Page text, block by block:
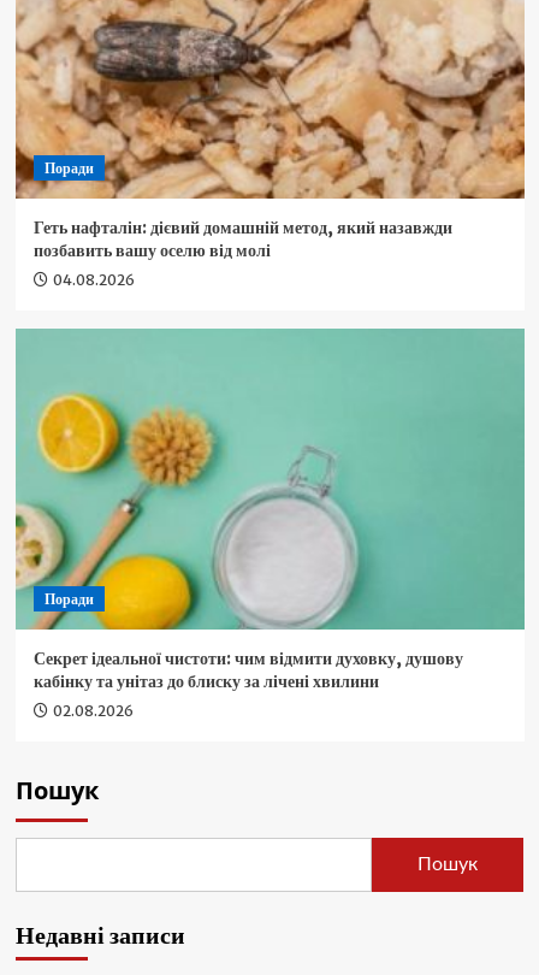
Поради
Геть нафталін: дієвий домашній метод, який назавжди
позбавить вашу оселю від молі
04.08.2026
Поради
Секрет ідеальної чистоти: чим відмити духовку, душову
кабінку та унітаз до блиску за лічені хвилини
02.08.2026
Пошук
Пошук
Недавні записи